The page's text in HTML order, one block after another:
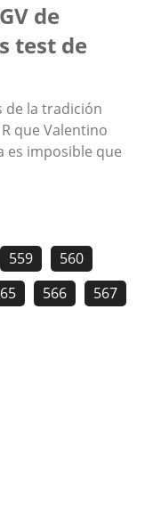
de
test de
de la tradición
que Valentino
es imposible que
559
560
566
567